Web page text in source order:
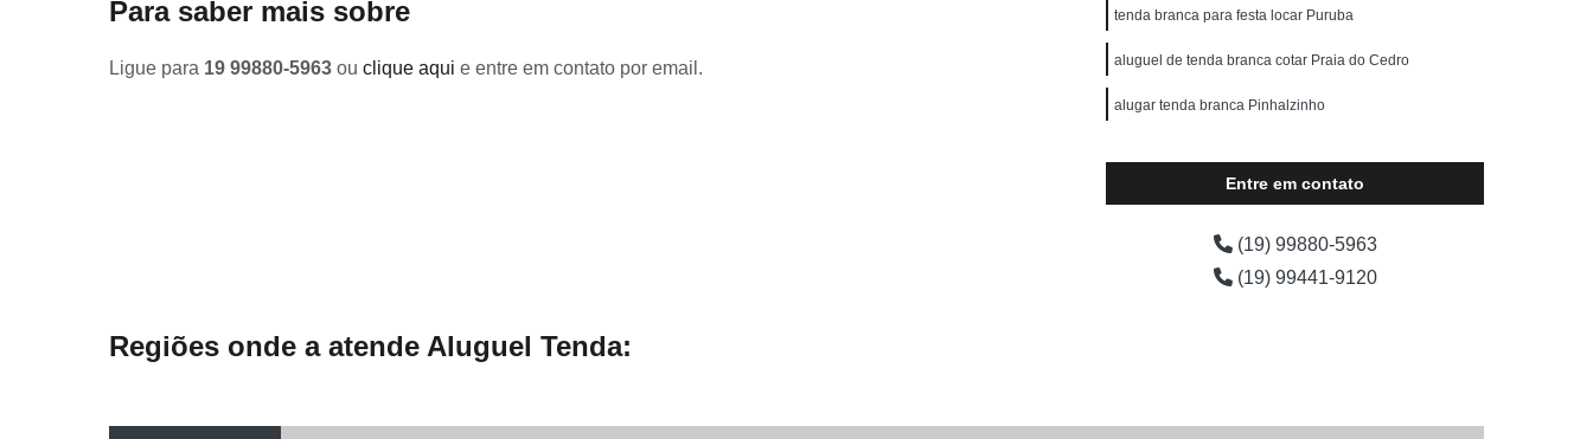
Para saber mais sobre
Ligue para 19 99880-5963 ou clique aqui e entre em contato por email.
tenda branca para festa locar Puruba
aluguel de tenda branca cotar Praia do Cedro
alugar tenda branca Pinhalzinho
Entre em contato
(19) 99880-5963
(19) 99441-9120
Regiões onde a atende Aluguel Tenda: